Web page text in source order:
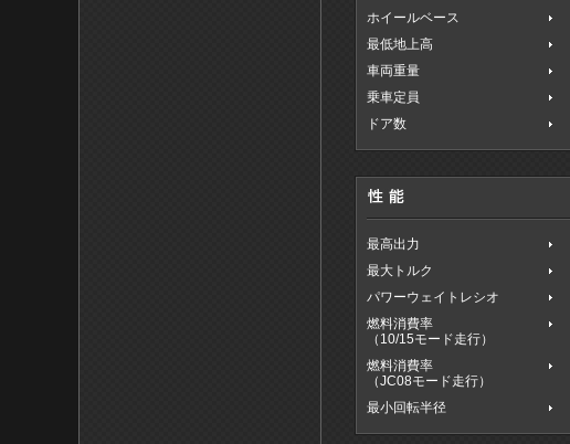
ホイールベース
最低地上高
車両重量
乗車定員
ドア数
最高出力
最大トルク
パワーウェイトレシオ
燃料消費率
（10/15モード走行）
燃料消費率
（JC08モード走行）
最小回転半径